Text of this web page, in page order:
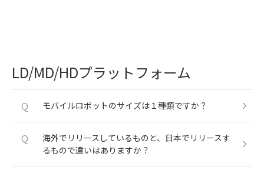
LD/MD/HDプラットフォーム
Q モバイルロボットのサイズは１種類ですか？
Q
海外でリリースしているものと、日本でリリースす
るもので違いはありますか？